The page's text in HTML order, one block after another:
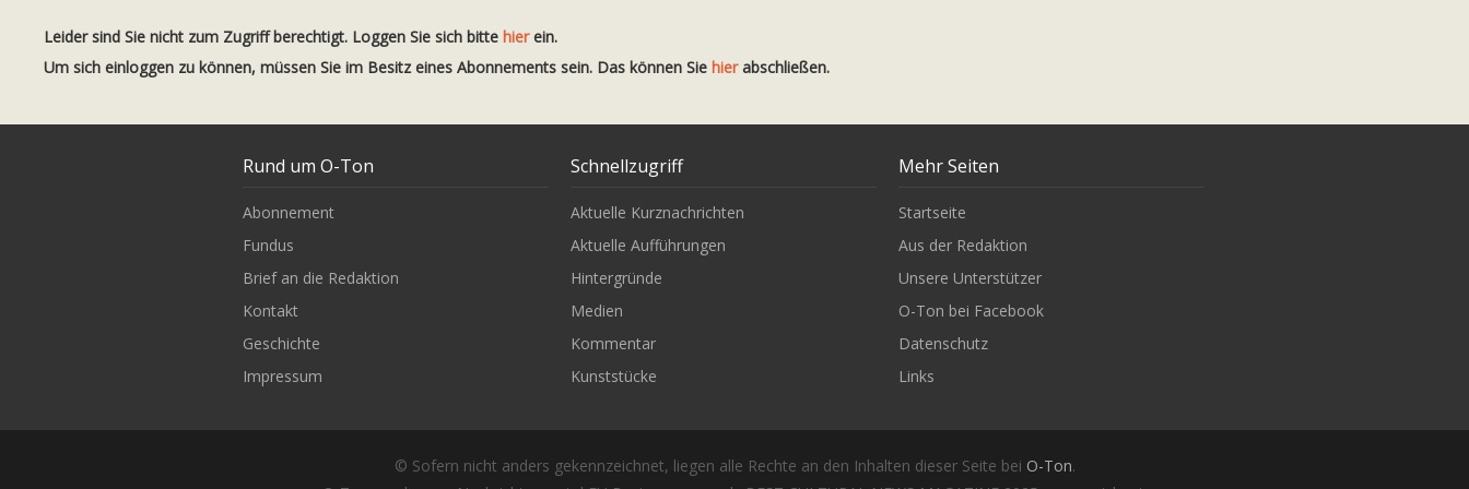
Leider sind Sie nicht zum Zugriff berechtigt. Loggen Sie sich bitte hierein.
Um sich einloggen zu können, müssen Sie im Besitz eines Abonnements sein. Das können Sie hierabschließen.
© Sofern nicht anders gekennzeichnet, liegen alle Rechte an den Inhalten dieser Seite bei O-Ton.
Rund um O-Ton
Abonnement
Fundus
Brief an die Redaktion
Kontakt
Geschichte
Impressum
Schnellzugriff
Aktuelle Kurznachrichten
Aktuelle Aufführungen
Hintergründe
Medien
Kommentar
Kunststücke
Mehr Seiten
Startseite
Aus der Redaktion
Unsere Unterstützer
O-Ton bei Facebook
Datenschutz
Links